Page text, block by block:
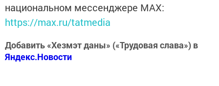
национальном мессенджере MАХ:
https://max.ru/tatmedia
Добавить «Хезмэт даны» («Трудовая слава») в
Яндекс.Новости